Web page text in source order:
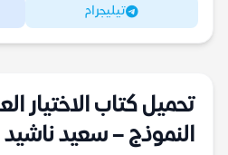
تيليجرام
تحميل كتاب الاختيار
النموذج – سعيد ناشيد